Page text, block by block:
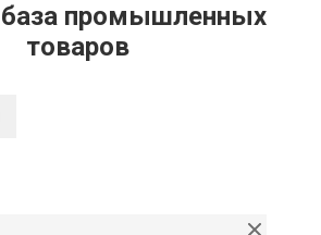
промышленных
товаров